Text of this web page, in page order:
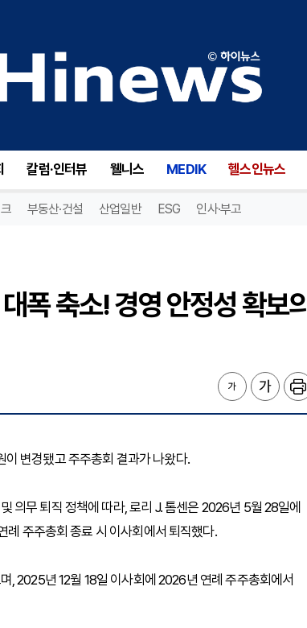
칼럼·인터뷰 웰니스 MEDIK 헬스인뉴스
부동산·건설 산업일반 ESG 인사·부고
폭 축소! 경영 안정성 확보의
변경됐고 주주총회 결과가 나왔다.
의무 퇴직 정책에 따라, 로리 J. 톰센은 2026년 5월 28일에
주주총회 종료 시 이사회에서 퇴직했다.
, 2025년 12월 18일 이사회에 2026년 연례 주주총회에서